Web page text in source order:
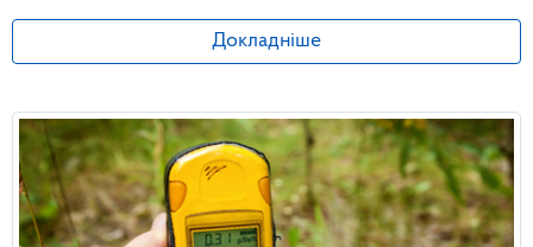
Докладніше